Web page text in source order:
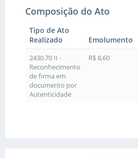
Composição do Ato
Tipo de Ato
Realizado
Emolumento
2430.70 II -
Reconhecimento
de firma em
documento por
Autenticidade
R$ 8,60